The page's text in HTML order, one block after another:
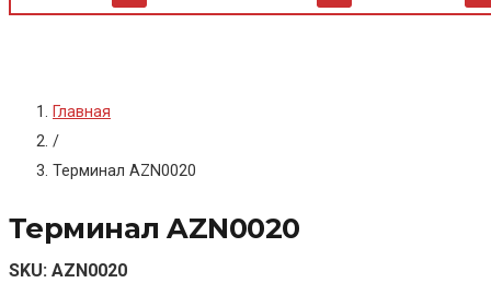
Главная
/
Терминал AZN0020
Терминал AZN0020
SKU: AZN0020